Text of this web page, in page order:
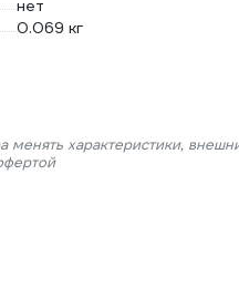
нет
0.069 кг
менять характеристики,